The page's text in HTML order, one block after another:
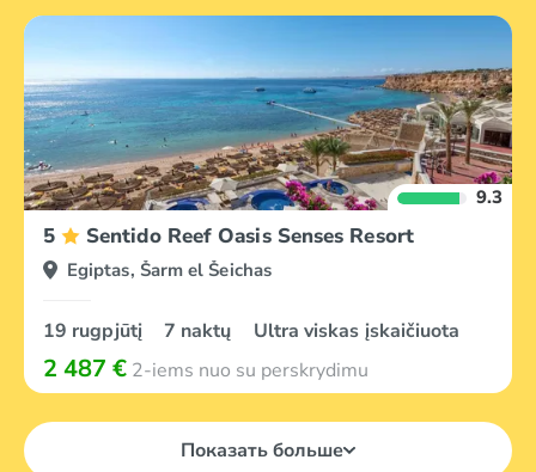
9.3
5 Sentido Reef Oasis Senses Resort
Egiptas, Šarm el Šeichas
19 rugpjūtį 7 naktų Ultra viskas įskaičiuota
2 487 € 2-iems nuo su perskrydimu
Показать больше